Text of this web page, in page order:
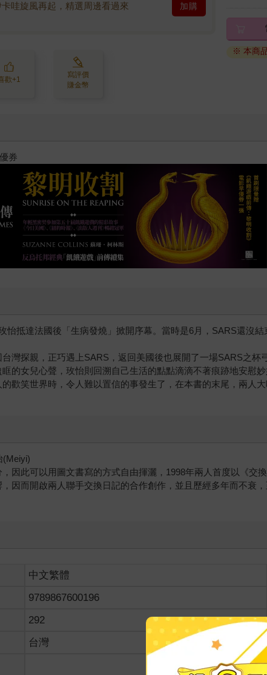
哇旋風再起，精選周邊看過來 加購
歡+1
寫評價
賺金幣
※ 本商
全書系展
怡抵達法國後「生病發燒」掀開序幕。當時是6月，SARS還
灣探親，正巧遇上SARS，返回美國後也展開了一場SARS之
的女兒心聲，玫怡則回溯自己生活的點點滴滴不著痕跡地安慰
歡笑世界時，令人難以置信的事發生了，在本書的末尾，兩人
(Meiyi)
因此可以用圖文書寫的方式自由揮灑，1998年兩人首度以《
因而開啟兩人聯手交換日記的合作創作，並且歷經多年而不衰
中文繁體
9789867600196
292
台灣